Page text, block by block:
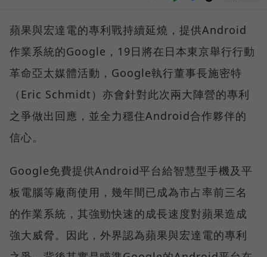
蘋果與宏達電的專利戰持續延燒，提供Android
作業系統的Google，19日將在日本東京舉行行動
革命亞太媒體活動，Google執行董事長施密特
（Eric Schmidt）亦會針對此次兩大陣營的專利
之爭做出回應，並全力穩住Android合作夥伴的
信心。
Google免費提供Android平台給智慧型手機及平
板電腦等廠商使用，幾年間已成為市占率前三名
的作業系統，其強勁快速的成長速度對蘋果造成
強大威脅。因此，外界認為蘋果與宏達電的專利